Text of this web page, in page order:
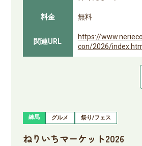
料金
無料
関連URL
https://
con/2026/
練馬 グルメ 祭り/フェス
ねりいちマーケット2026